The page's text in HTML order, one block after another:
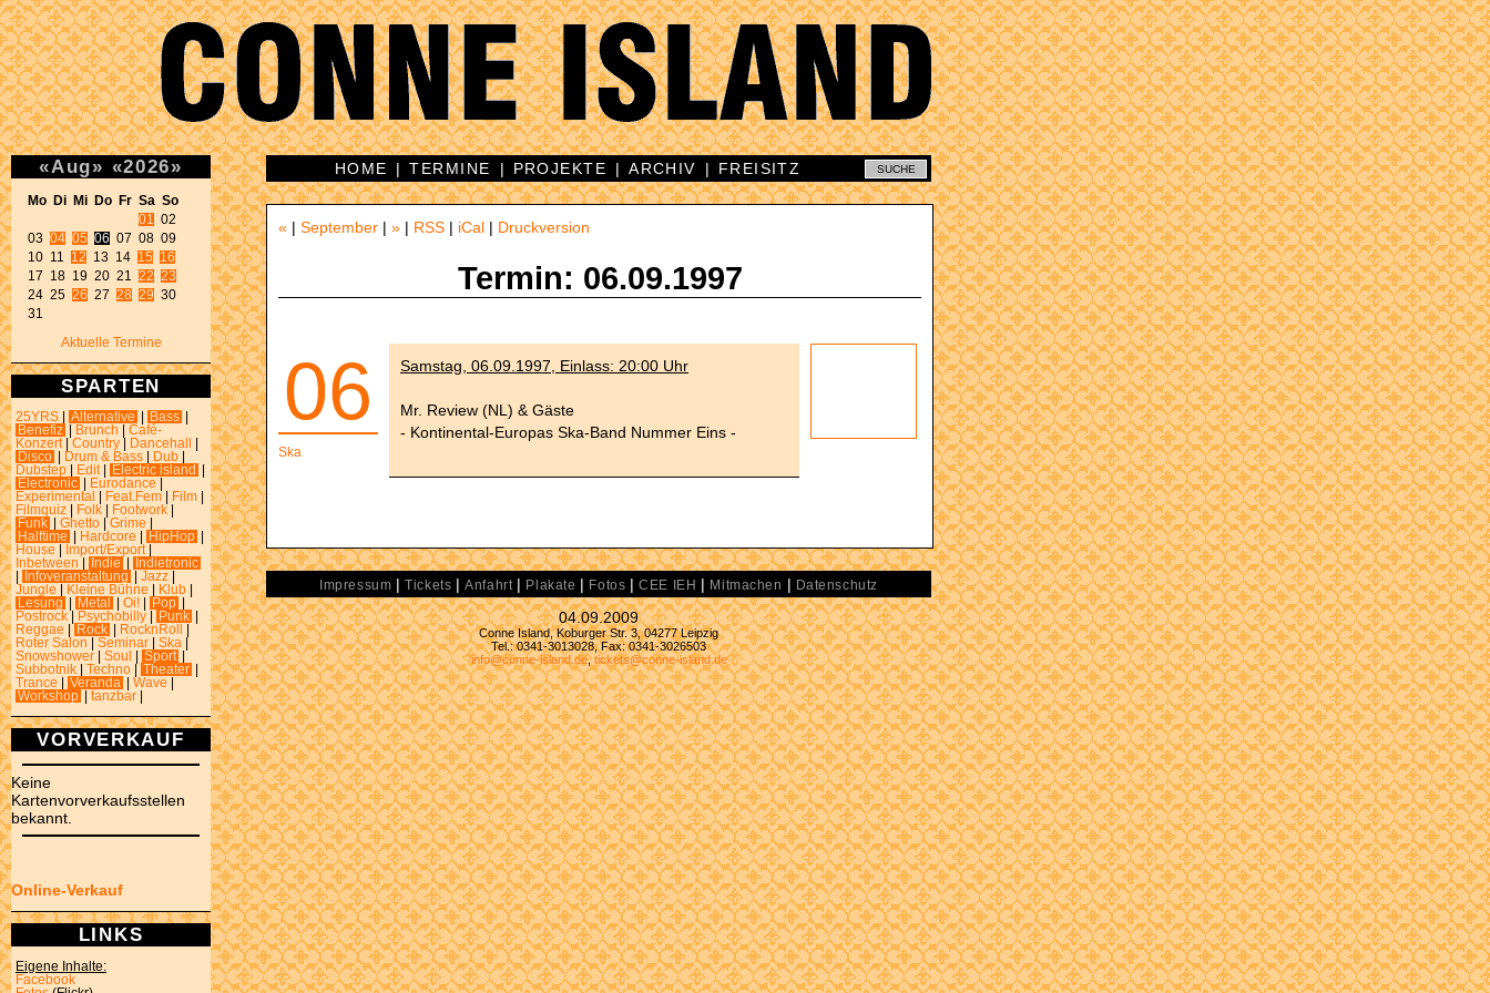
«Aug» «2026»
Mo Di Mi Do Fr Sa So
01
02
03 04 05 06 07 08 09
10 11 12 13 14 15
16
17 18 19 20 21 22 23
24 25 26 27 28 29 30
31
Aktuelle Termine
SPARTEN
25YRS Alternative Bass
Benefiz
Brunch
Café-
Konzert
Country Dancehall
Disco
Drum & Bass Dub
Dubstep
Edit Electric island
Electronic
Eurodance
Experimental
Feat.Fem Film
Filmquiz
Folk Footwork
Funk
Ghetto Grime
Halftime
Hardcore HipHop
House
Import/Export
Inbetween
Indie
Indietronic
Infoveranstaltung Jazz
Jungle
Kleine Bühne Klub
Lesung
Metal Oi! Pop
Postrock
Psychobilly Punk
Reggae
Rock RocknRoll
Roter Salon
Seminar Ska
Snowshower
Soul Sport
Subbotnik
Techno Theater
Trance
Veranda Wave
Workshop
tanzbar
VORVERKAUF
Keine
Kartenvorverkaufsstellen
bekannt.
Online-Verkauf
LINKS
Eigene Inhalte:
Facebook
HOME |TERMINE | PROJEKTE |ARCHIV | FREISITZ
« | September | » | RSS | iCal | Druckversion
Termin: 06.09.1997
06
Ska
Samstag, 06.09.1997, Einlass: 20:00 Uhr
Mr. Review (NL) & Gäste
- Kontinental-Europas Ska-Band Nummer Eins -
Impressum |Tickets |Anfahrt | Plakate | Fotos |CEE IEH | Mitmachen | Datenschutz
04.09.2009
Conne Island, Koburger Str. 3, 04277 Leipzig
Tel.: 0341-3013028, Fax: 0341-3026503
info@conne-island.de,tickets@conne-island.de